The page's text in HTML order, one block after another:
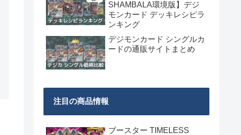
SHAMBALA環境版】デジ
モンカード デッキレシピラ
ンキング
デジモンカード シングルカ
ードの通販サイトまとめ
注目の商品情報
ブースター TIMELESS